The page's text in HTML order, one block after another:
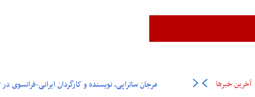
آخرین خبرها مرجان ساتراپی، نویسنده و کارگردان ایرانی-فرانسوی در ۵۶ سالگی درگذشت